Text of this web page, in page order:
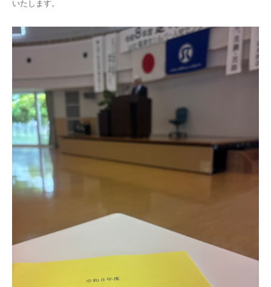
いたします。